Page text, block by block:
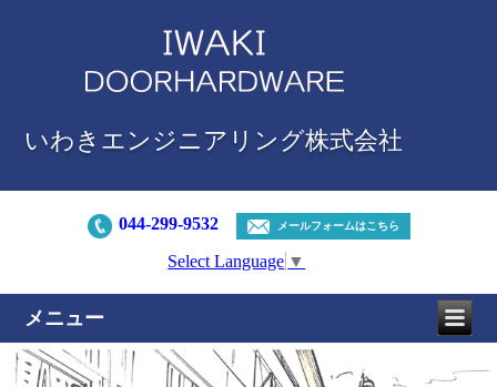
いわきエンジニアリング株式会社
044-299-9532 メールフォームはこちら
Select Language ▼
メニュー